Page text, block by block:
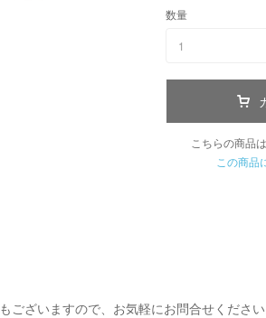
数量
1
こちらの商品は
この商品
ございますので、お気軽にお問合せください